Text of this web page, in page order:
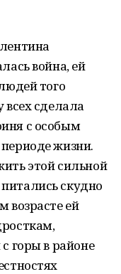
война, ей
того
всех сделала
с особым
жизни.
этой сильной
скудно
возрасте ей
горы в районе